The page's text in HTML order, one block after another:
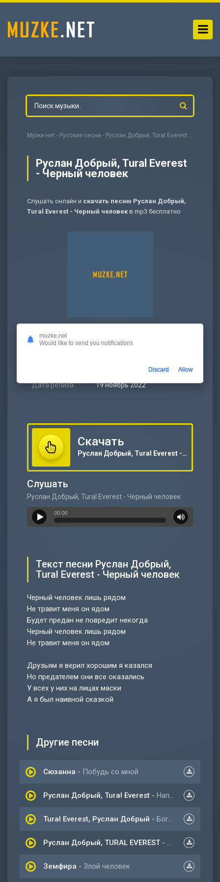
Музке.нет - Русские песни - Руслан Добрый, Tural Everest - Черный человек
Руслан Добрый, Tural Everest
- Черный человек
Слушать онлайн и скачать песню Руслан Добрый,
Tural Everest - Черный человекв mp3 бесплатно
Битрейт:
Дата релиза: 19 ноябрь 2022
Скачать
Руслан Добрый, Tural Everest - Черный человек
Слушать
Руслан Добрый, Tural Everest - Черный человек
00:00 …
Текст песни Руслан Добрый,
Tural Everest - Черный человек
Черный человек лишь рядом
Не травит меня он ядом
Будет предан не повредит некогда
Черный человек лишь рядом
Не травит меня он ядом
Друзьям я верил хорошим я казался
Но предателем они все оказались
У всех у них на лицах маски
А я был наивной сказкой
Другие песни
Сюзанна - Побудь со мной
Руслан Добрый, Tural Everest - Напрасно
Tural Everest, Руслан Добрый - Богатый
Руслан Добрый, TURAL EVEREST - Добрый я
Земфира - Злой человек
muzke.net
Would like to send you notifications
Discard Allow